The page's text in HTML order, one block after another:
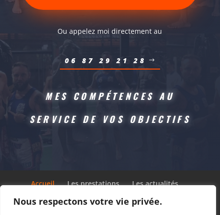
Nous respectons votre vie privée.
Ou appelez moi directement au
06 87 29 21 28
MES COMPÉTENCES AU
SERVICE DE VOS OBJECTIFS
Accueil Les prestations
Les actualités
Contact